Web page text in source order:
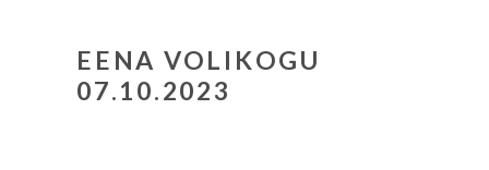
EENA VOLIKOGU
07.10.2023